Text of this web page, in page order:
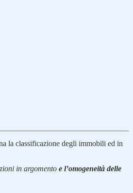
la classificazione degli immobili ed in
in argomento e l’omogeneità delle